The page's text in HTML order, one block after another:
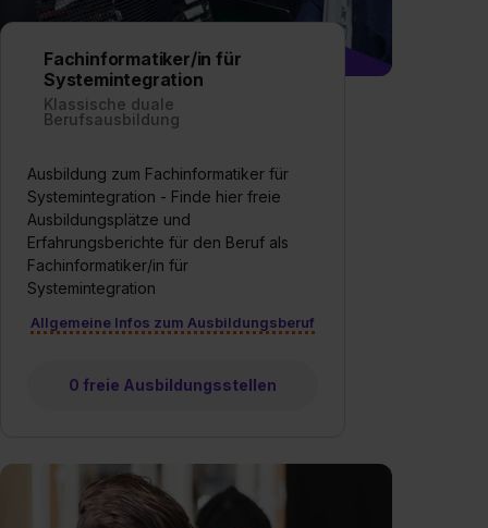
Fachinformatiker/in für
Systemintegration
Klassische duale
Berufsausbildung
Ausbildung zum Fachinformatiker für
Systemintegration - Finde hier freie
Ausbildungsplätze und
Erfahrungsberichte für den Beruf als
Fachinformatiker/in für
Systemintegration
Allgemeine Infos zum Ausbildungsberuf
0 freie Ausbildungsstellen